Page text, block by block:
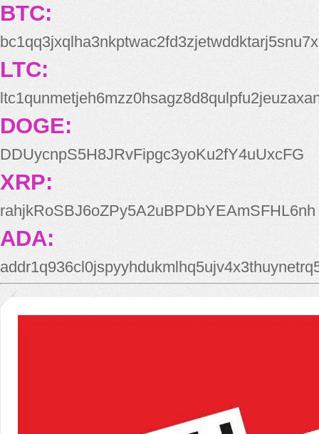
BTC:
bc1qq3jxqlha3nkptwac2fd3zjetwddktarj5snu7x
LTC:
DOGE:
DDUycnpS5H8JRvFipgc3yoKu2fY4uUxcFG
XRP:
rahjkRoSBJ6oZPy5A2uBPDbYEAmSFHL6nh
ADA: